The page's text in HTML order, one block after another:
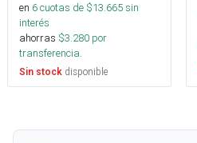
en 6cuotas de $13.665sin
interés
ahorras $3.280 por
transferencia.
Sin stock disponible